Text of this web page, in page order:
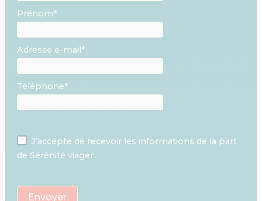
Prénom*
Adresse e-mail*
Téléphone*
J’accepte de recevoir les informations de la part
de Sérénité viager